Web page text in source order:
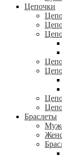
Цепочки
Браслеты